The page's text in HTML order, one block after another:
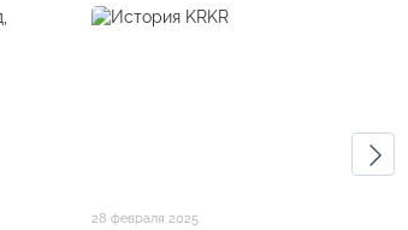
28 февраля 2025